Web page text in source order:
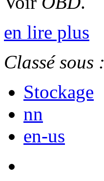
en lire plus
Classé sous :
Stockage
nn
en-us